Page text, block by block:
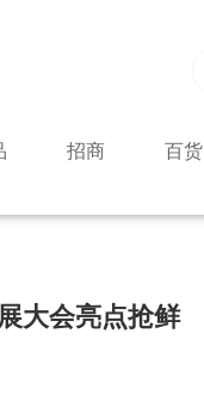
招商 百货
大会亮点抢鲜